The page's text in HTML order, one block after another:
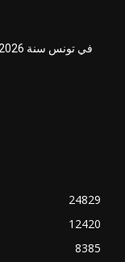
24829
12420
8385